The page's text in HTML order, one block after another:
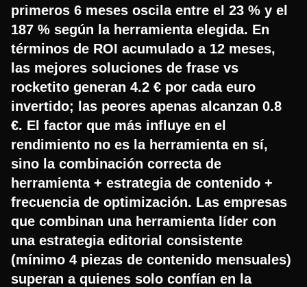
primeros 6 meses oscila entre el 23 % y el
187 % según la herramienta elegida. En
términos de ROI acumulado a 12 meses,
las mejores soluciones de frase vs
rocketito generan 4.2 € por cada euro
invertido; las peores apenas alcanzan 0.8
€. El factor que más influye en el
rendimiento no es la herramienta en sí,
sino la combinación correcta de
herramienta + estrategia de contenido +
frecuencia de optimización. Las empresas
que combinan una herramienta líder con
una estrategia editorial consistente
(mínimo 4 piezas de contenido mensuales)
superan a quienes solo confían en la